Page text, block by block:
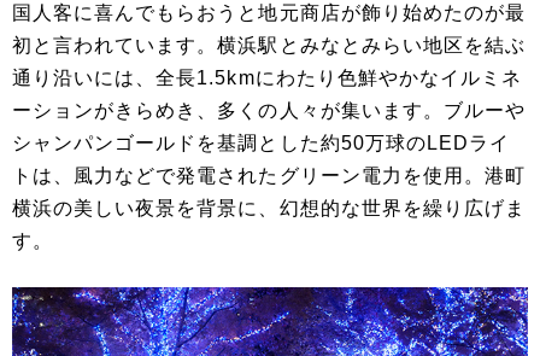
国人客に喜んでもらおうと地元商店が飾り始めたのが最
初と言われています。横浜駅とみなとみらい地区を結ぶ
通り沿いには、全長1.5kmにわたり色鮮やかなイルミネ
ーションがきらめき、多くの人々が集います。ブルーや
シャンパンゴールドを基調とした約50万球のLEDライ
トは、風力などで発電されたグリーン電力を使用。港町
横浜の美しい夜景を背景に、幻想的な世界を繰り広げま
す。